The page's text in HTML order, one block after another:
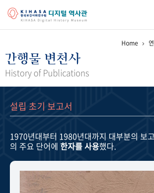
걸어온 길 기관 변천사
정책과 연구 키워드로 보는 연구 역사
연
기록물 아카이브
사진 아카이브 문서 기록물 행정박물
Home
간행물 변천사
History of Publications
설립 초기 보고서
1970년대부터 1980년대까지 대부분의 보
의 주요 단어에 한자를 사용했다.